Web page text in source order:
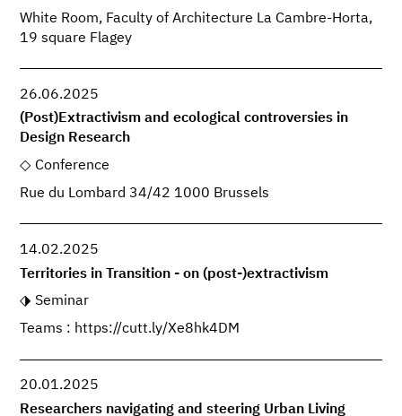
White Room, Faculty of Architecture La Cambre-Horta,
19 square Flagey
26.06.2025
(Post)Extractivism and ecological controversies in
Design Research
Conference
Rue du Lombard 34/42 1000 Brussels
14.02.2025
Territories in Transition - on (post-)extractivism
Seminar
Teams : https://cutt.ly/Xe8hk4DM
20.01.2025
Researchers navigating and steering Urban Living